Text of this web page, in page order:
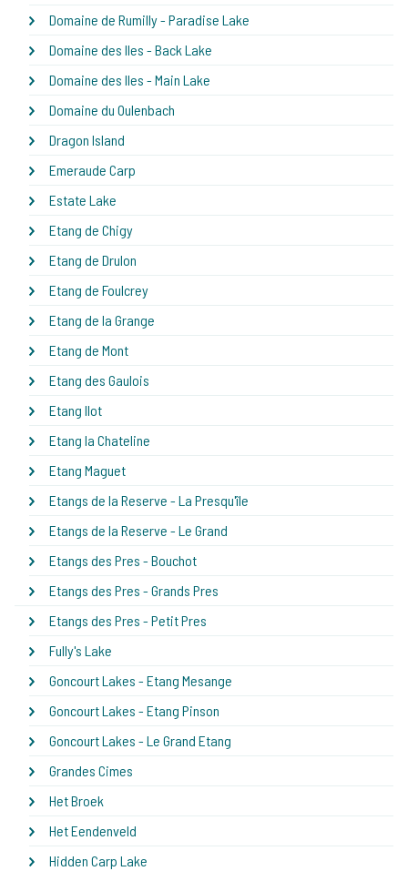
Domaine de Rumilly - Paradise Lake
Domaine des Iles - Back Lake
Domaine des Iles - Main Lake
Domaine du Oulenbach
Dragon Island
Emeraude Carp
Estate Lake
Etang de Chigy
Etang de Drulon
Etang de Foulcrey
Etang de la Grange
Etang de Mont
Etang des Gaulois
Etang Ilot
Etang la Chateline
Etang Maguet
Etangs de la Reserve - La Presqu'île
Etangs de la Reserve - Le Grand
Etangs des Pres - Bouchot
Etangs des Pres - Grands Pres
Etangs des Pres - Petit Pres
Fully's Lake
Goncourt Lakes - Etang Mesange
Goncourt Lakes - Etang Pinson
Goncourt Lakes - Le Grand Etang
Grandes Cimes
Het Broek
Het Eendenveld
Hidden Carp Lake